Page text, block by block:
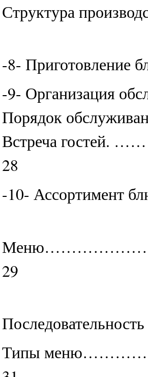
Структура
-8-
-9-
Порядок
Встреча
28
-10-
29
Типы